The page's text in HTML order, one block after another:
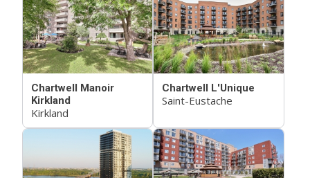
Chartwell Manoir
Kirkland
Kirkland
Chartwell L'Unique
Saint-Eustache